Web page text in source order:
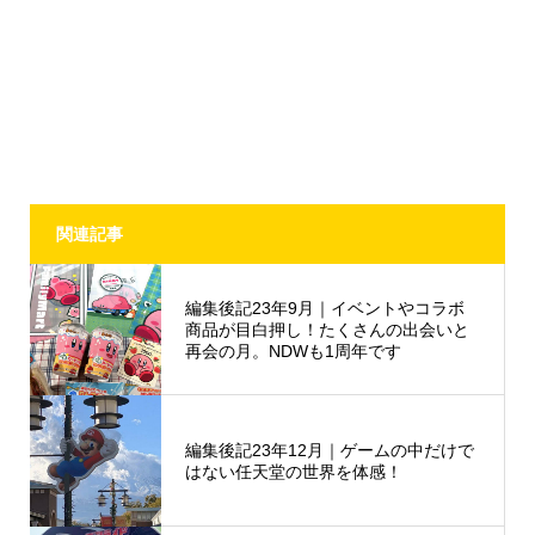
関連記事
編集後記23年9月｜イベントやコラボ
商品が目白押し！たくさんの出会いと
再会の月。NDWも1周年です
編集後記23年12月｜ゲームの中だけで
はない任天堂の世界を体感！